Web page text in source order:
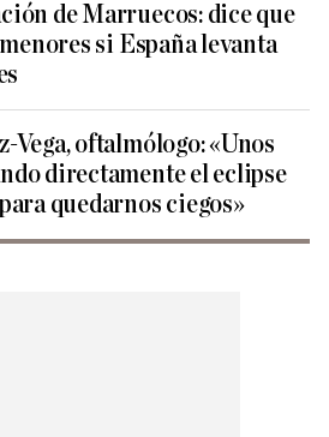
de Marruecos: dice que
si España levanta
Vega, oftalmólogo: «Unos
directamente el eclipse
quedarnos ciegos»